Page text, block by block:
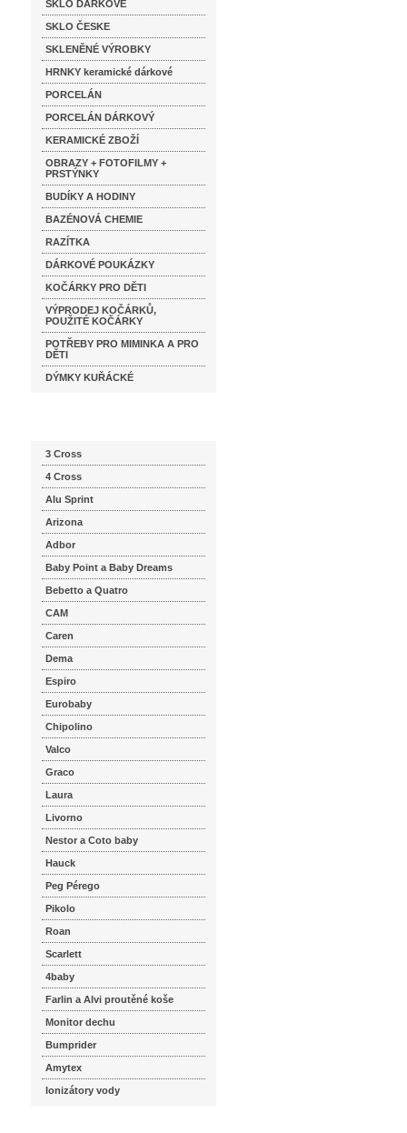
SKLO DÁRKOVÉ
SKLO ČESKE
SKLENĚNÉ VÝROBKY
HRNKY keramické dárkové
PORCELÁN
PORCELÁN DÁRKOVÝ
KERAMICKÉ ZBOŽÍ
OBRAZY + FOTOFILMY +
PRSTÝNKY
BUDÍKY A HODINY
BAZÉNOVÁ CHEMIE
RAZÍTKA
DÁRKOVÉ POUKÁZKY
KOČÁRKY PRO DĚTI
VÝPRODEJ KOČÁRKŮ,
POUŽITÉ KOČÁRKY
POTŘEBY PRO MIMINKA A PRO
DĚTI
DÝMKY KUŘÁCKÉ
3 Cross
4 Cross
Alu Sprint
Arizona
Adbor
Baby Point a Baby Dreams
Bebetto a Quatro
CAM
Caren
Dema
Espiro
Eurobaby
Chipolino
Valco
Graco
Laura
Livorno
Nestor a Coto baby
Hauck
Peg Pérego
Pikolo
Roan
Scarlett
4baby
Farlin a Alvi proutěné koše
Monitor dechu
Bumprider
Amytex
Ionizátory vody